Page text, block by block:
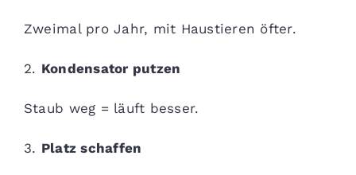
Zweimal pro Jahr, mit Haustieren öfter.
2. Kondensator putzen
Staub weg = läuft besser.
3. Platz schaffen